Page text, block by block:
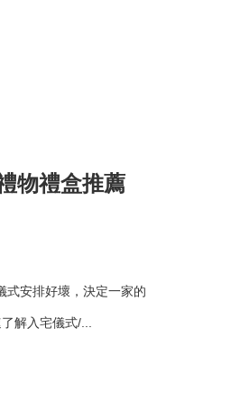
物禮盒推薦
式安排好壞，決定一家的
解入宅儀式/...